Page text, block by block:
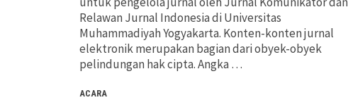
Relawan Jurnal Indonesia di Universitas
Muhammadiyah Yogyakarta. Konten-konten jurnal
elektronik merupakan bagian dari obyek-obyek
pelindungan hak cipta. Angka …
ACARA